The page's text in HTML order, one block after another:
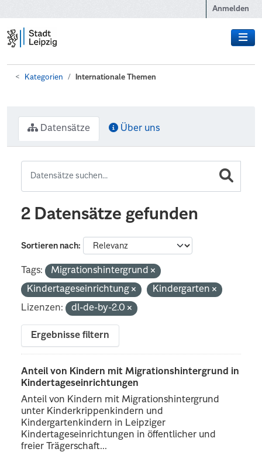
Anmelden
Kategorien Internationale Themen
Datensätze Über uns
2 Datensätze gefunden
Sortieren nach
Tags:
Migrationshintergrund
Kindertageseinrichtung
Kindergarten
Lizenzen:
dl-de-by-2.0
Ergebnisse filtern
Anteil von Kindern mit Migrationshintergrund in
Kindertageseinrichtungen
Anteil von Kindern mit Migrationshintergrund
unter Kinderkrippenkindern und
Kindergartenkindern in Leipziger
Kindertageseinrichtungen in öffentlicher und
freier Trägerschaft...